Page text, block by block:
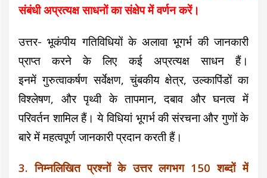
संबंधी अप्रत्यक्ष साधनों का संक्षेप में वर्णन करें।
उत्तर- भूकंपीय गतिविधियों के अलावा भूगर्भ की जानकारी
प्राप्त करने के लिए कई अप्रत्यक्ष साधन हैं।
इनमें गुरुत्वाकर्षण सर्वेक्षण, चुंबकीय क्षेत्र, उल्कापिंडों का
विश्लेषण, और पृथ्वी के तापमान, दबाव और घनत्व में
परिवर्तन शामिल हैं। ये विधियां भूगर्भ की संरचना और गुणों के
बारे में महत्वपूर्ण जानकारी प्रदान करती हैं।
3. निम्नलिखित प्रश्नों के उत्तर लगभग 150 शब्दों में